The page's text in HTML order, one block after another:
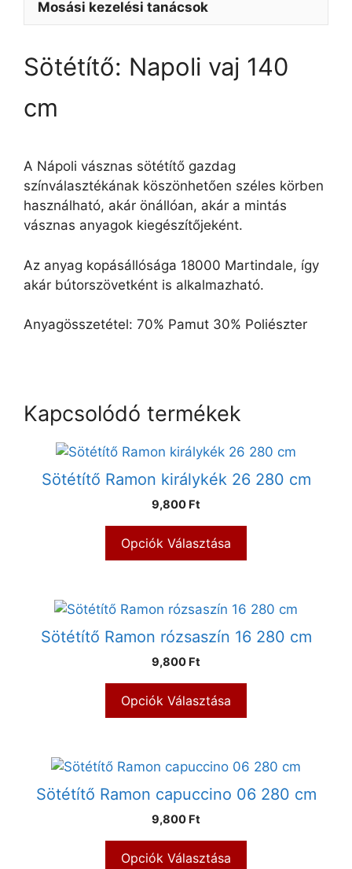
Mosási kezelési tanácsok
Sötétítő: Napoli vaj 140
cm
A Nápoli vásznas sötétítő gazdag
színválasztékának köszönhetően széles körben
használható, akár önállóan, akár a mintás
vásznas anyagok kiegészítőjeként.
Az anyag kopásállósága 18000 Martindale, így
akár bútorszövetként is alkalmazható.
Anyagösszetétel: 70% Pamut 30% Poliészter
Kapcsolódó termékek
Sötétítő Ramon királykék 26 280 cm
9,800 Ft
Opciók Választása
Sötétítő Ramon rózsaszín 16 280 cm
9,800 Ft
Opciók Választása
Sötétítő Ramon capuccino 06 280 cm
9,800 Ft
Opciók Választása